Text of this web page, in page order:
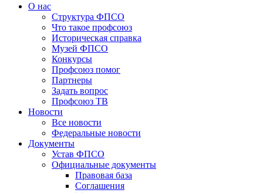
О нас
Структура ФПСО
Что такое профсоюз
Историческая справка
Музей ФПСО
Конкурсы
Профсоюз помог
Партнеры
Задать вопрос
Профсоюз ТВ
Новости
Все новости
Федеральные новости
Документы
Устав ФПСО
Официальные документы
Правовая база
Соглашения